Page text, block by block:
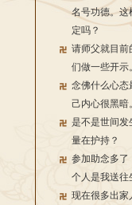
名号功德。这
定吗？
请师父就目前
们做一些开示。
念佛什么心态
己内心很黑暗。
是不是世间发
量在护持？
参加助念多了
个人是我送往
现在很多出家